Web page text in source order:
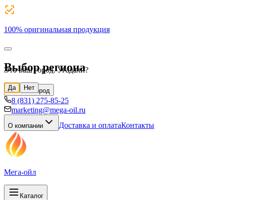
100% оригинальная продукция
Выбор региона
Н.Новгород
8 (831) 275-85-25
marketing@mega-oil.ru
О компании Доставка и оплатаКонтакты
Мега-ойл
Каталог
Это ваш город. Угадали?
Да Нет